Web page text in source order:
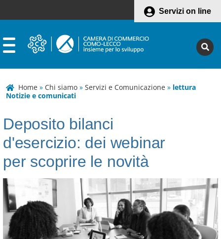
Servizi on line
Home » Chi siamo » Servizi e Comunicazione » lettura
Notizie e comunicati
Deposito bilanci
d'esercizio: dei webinar
per scoprire le novità